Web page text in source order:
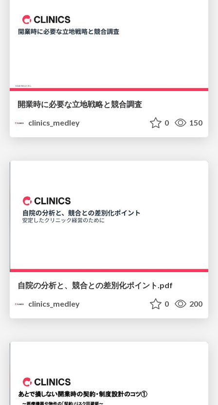
開業時に必要な⽴地戦略と競合調査
clinics_medley
0 150
自院の分析と、競合との差別化ポイント.pdf
clinics_medley
0 200